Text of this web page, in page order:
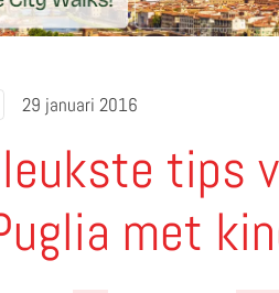
29 januari 2016
tips
met